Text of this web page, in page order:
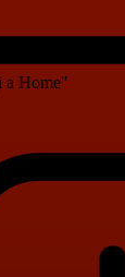
a Home"